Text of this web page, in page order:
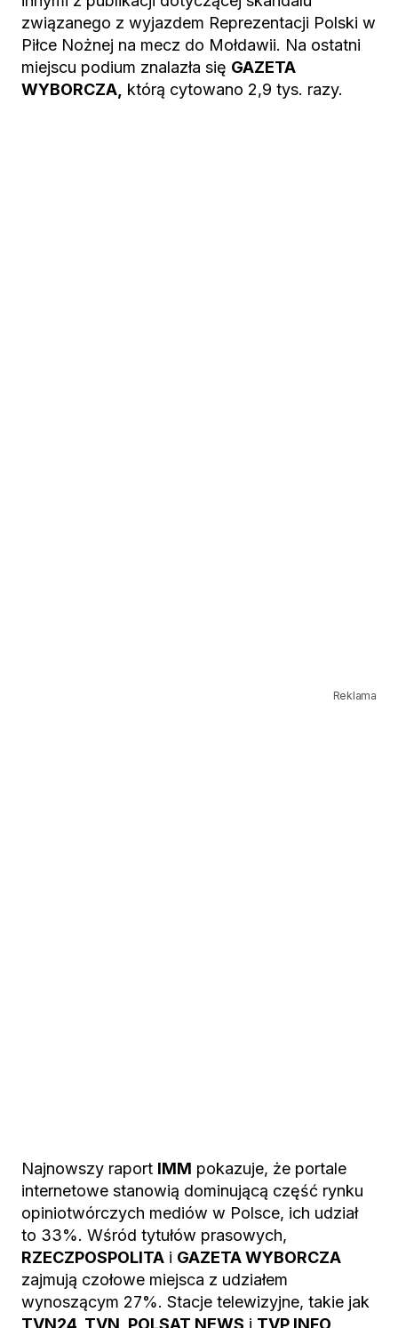
związanego z wyjazdem Reprezentacji Polski w
Piłce Nożnej na mecz do Mołdawii. Na ostatni
miejscu podium znalazła się GAZETA
WYBORCZA, którą cytowano 2,9 tys. razy.
Reklama
Najnowszy raport IMM pokazuje, że portale
internetowe stanowią dominującą część rynku
opiniotwórczych mediów w Polsce, ich udział
to 33%. Wśród tytułów prasowych,
RZECZPOSPOLITA i GAZETA WYBORCZA
zajmują czołowe miejsca z udziałem
wynoszącym 27%. Stacje telewizyjne, takie jak
TVN24, TVN, POLSAT NEWS i TVP INFO,